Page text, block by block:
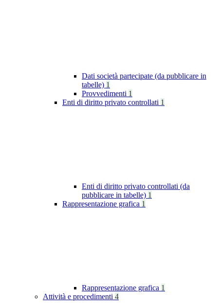
Dati società partecipate (da pubblicare in
tabelle) 1
Provvedimenti 1
Enti di diritto privato controllati 1
Enti di diritto privato controllati (da
pubblicare in tabelle) 1
Rappresentazione grafica 1
Rappresentazione grafica 1
Attività e procedimenti 4